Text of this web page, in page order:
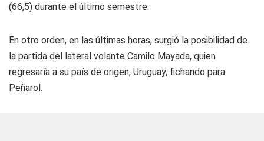
(66,5) durante el último semestre.
En otro orden, en las últimas horas, surgió la posibilidad de
la partida del lateral volante Camilo Mayada, quien
regresaría a su país de origen, Uruguay, fichando para
Peñarol.